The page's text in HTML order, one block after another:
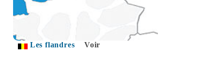
Les flandres Voir